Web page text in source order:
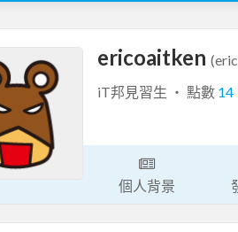
ericoaitken
iT邦見習生 ‧ 點數 14
個人背景